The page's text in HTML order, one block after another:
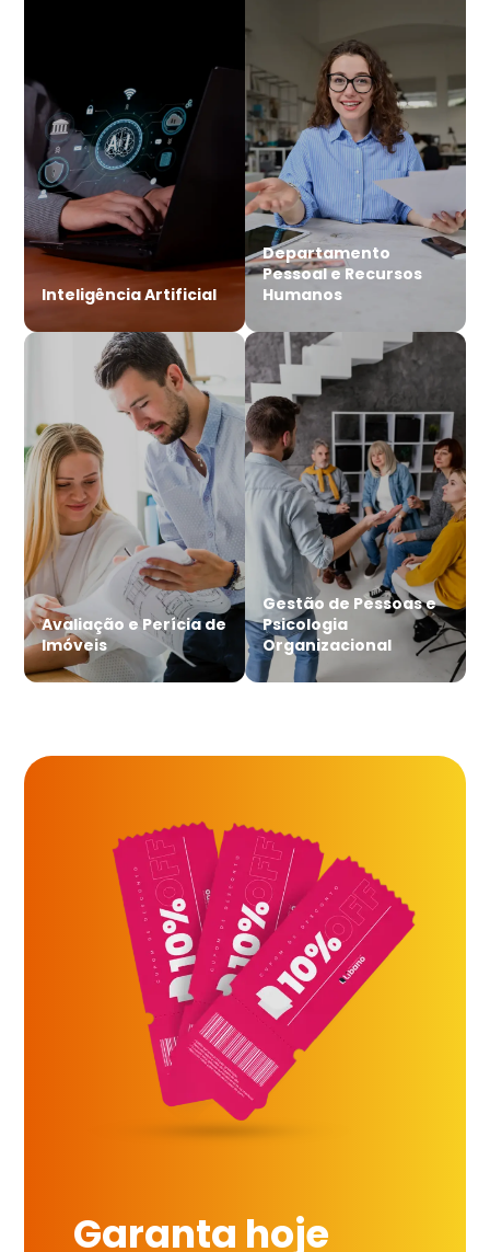
Inteligência Artificial
Departamento
Pessoal e Recursos
Humanos
Avaliação e Perícia de
Imóveis
Gestão de Pessoas e
Psicologia
Organizacional
Garanta hoje